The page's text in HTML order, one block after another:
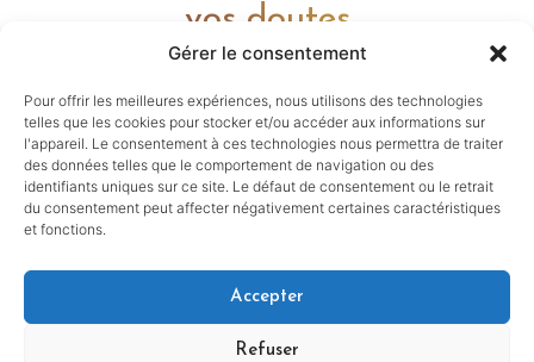
Gérer le consentement
Pour offrir les meilleures expériences, nous utilisons des technologies
telles que les cookies pour stocker et/ou accéder aux informations sur
l'appareil. Le consentement à ces technologies nous permettra de traiter
des données telles que le comportement de navigation ou des
identifiants uniques sur ce site. Le défaut de consentement ou le retrait
du consentement peut affecter négativement certaines caractéristiques
et fonctions.
Accepter
Refuser
vos doutes
info@chauffagenyx.fr